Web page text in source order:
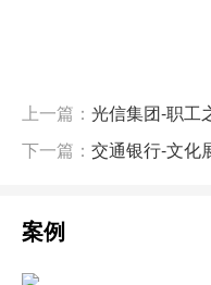
上一篇： 光信集团-职工
下一篇： 交通银行-文化
案例